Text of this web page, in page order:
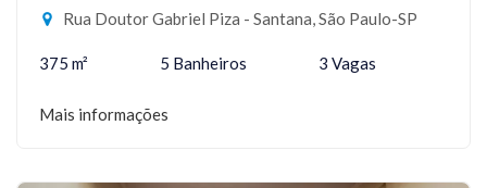
Rua Doutor Gabriel Piza - Santana, São Paulo-SP
375 m² 5 Banheiros 3 Vagas
Mais informações